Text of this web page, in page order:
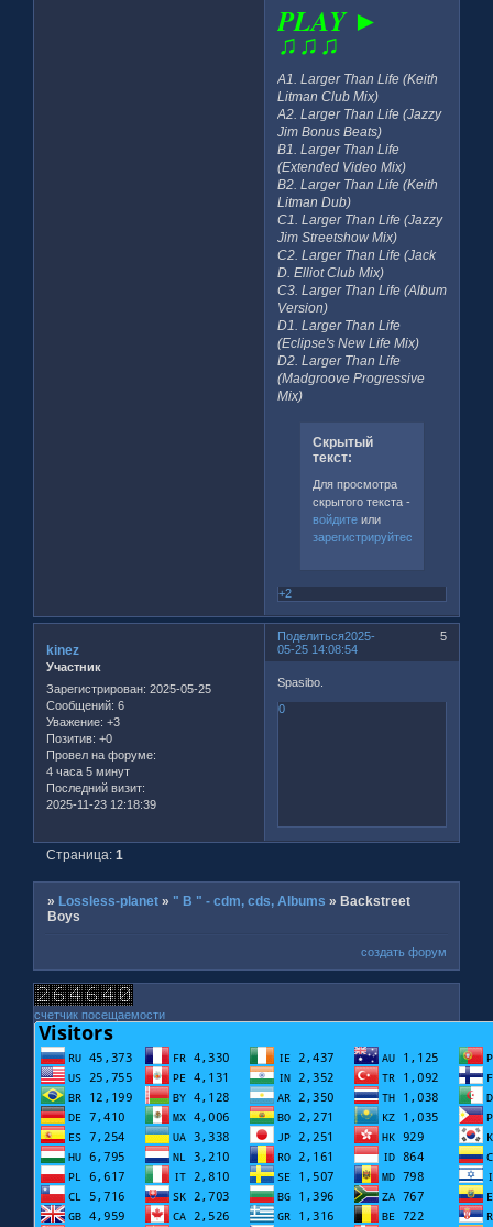
PLAY ►
♫♫♫
A1. Larger Than Life (Keith
Litman Club Mix)
A2. Larger Than Life (Jazzy
Jim Bonus Beats)
B1. Larger Than Life
(Extended Video Mix)
B2. Larger Than Life (Keith
Litman Dub)
C1. Larger Than Life (Jazzy
Jim Streetshow Mix)
C2. Larger Than Life (Jack
D. Elliot Club Mix)
C3. Larger Than Life (Album
Version)
D1. Larger Than Life
(Eclipse's New Life Mix)
D2. Larger Than Life
(Madgroove Progressive
Mix)
Скрытый
текст:
Для просмотра
скрытого текста -
войдитеили
зарегистрируйтесь
+2
Поделиться 5
2025-
05-25 14:08:54
kinez
Участник
Зарегистрирован: 2025-05-25
Сообщений: 6
Уважение: +3
Позитив: +0
Провел на форуме:
4 часа 5 минут
Последний визит:
2025-11-23 12:18:39
Spasibo.
0
Страница:1
» Lossless-planet » " B " - cdm, cds, Albums » Backstreet
Boys
создать форум
счетчик посещаемости